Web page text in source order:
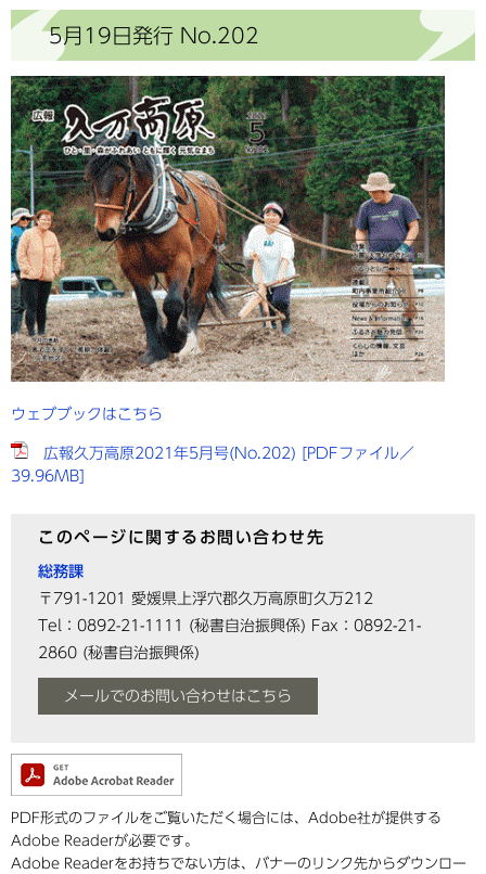
5月19日発行 No.202
ウェブブックはこちら
広報久万高原2021年5月号(No.202) [PDFファイル／
39.96MB]
このページに関するお問い合わせ先
総務課
〒791-1201
愛媛県上浮穴郡久万高原町久万212
Tel：0892-21-1111
(秘書自治振興係) Fax：0892-21-
2860 (秘書自治振興係)
メールでのお問い合わせはこちら
PDF形式のファイルをご覧いただく場合には、Adobe社が提供する
Adobe Readerが必要です。
Adobe Readerをお持ちでない方は、バナーのリンク先からダウンロー